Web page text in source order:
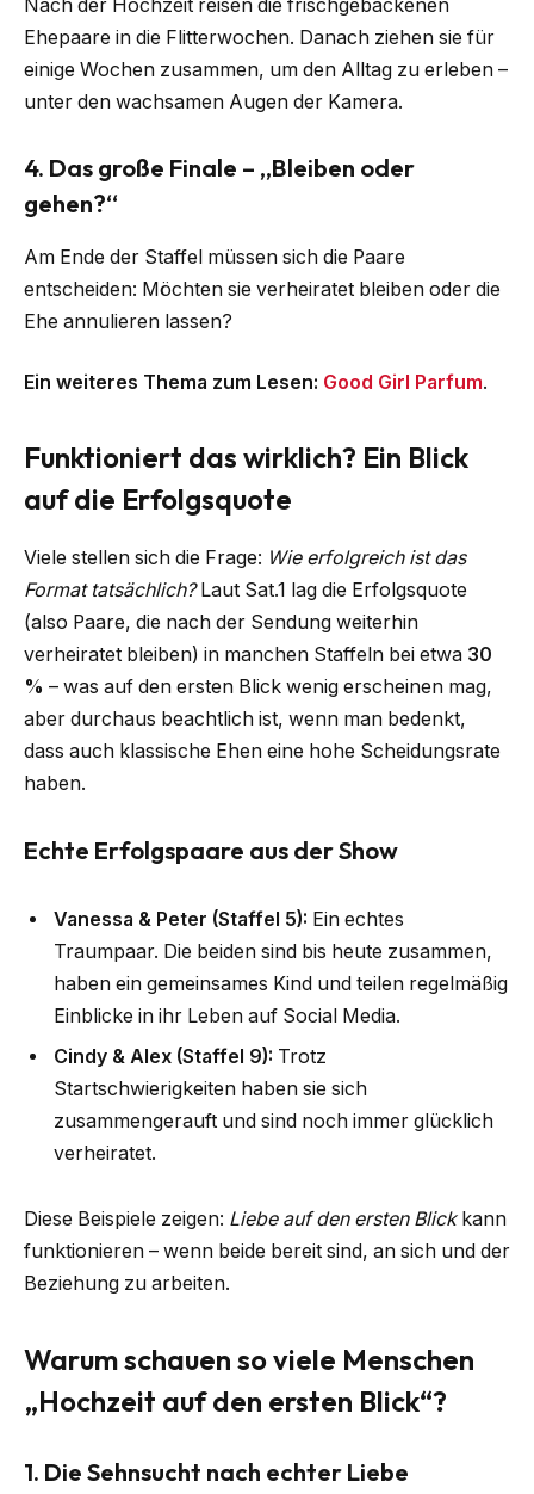
Nach der Hochzeit reisen die frischgebackenen
Ehepaare in die Flitterwochen. Danach ziehen sie für
einige Wochen zusammen, um den Alltag zu erleben –
unter den wachsamen Augen der Kamera.
4. Das große Finale – „Bleiben oder
gehen?“
Am Ende der Staffel müssen sich die Paare
entscheiden: Möchten sie verheiratet bleiben oder die
Ehe annulieren lassen?
Ein weiteres Thema zum Lesen: Good Girl Parfum.
Funktioniert das wirklich? Ein Blick
auf die Erfolgsquote
Viele stellen sich die Frage: Wie erfolgreich ist das
Format tatsächlich?Laut Sat.1 lag die Erfolgsquote
(also Paare, die nach der Sendung weiterhin
verheiratet bleiben) in manchen Staffeln bei etwa 30
% – was auf den ersten Blick wenig erscheinen mag,
aber durchaus beachtlich ist, wenn man bedenkt,
dass auch klassische Ehen eine hohe Scheidungsrate
haben.
Echte Erfolgspaare aus der Show
Vanessa & Peter (Staffel 5): Ein echtes
Traumpaar. Die beiden sind bis heute zusammen,
haben ein gemeinsames Kind und teilen regelmäßig
Einblicke in ihr Leben auf Social Media.
Cindy & Alex (Staffel 9): Trotz
Startschwierigkeiten haben sie sich
zusammengerauft und sind noch immer glücklich
verheiratet.
Diese Beispiele zeigen: Liebe auf den ersten Blickkann
funktionieren – wenn beide bereit sind, an sich und der
Beziehung zu arbeiten.
Warum schauen so viele Menschen
„Hochzeit auf den ersten Blick“?
1. Die Sehnsucht nach echter Liebe